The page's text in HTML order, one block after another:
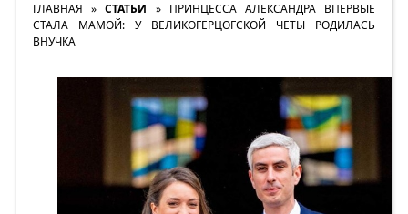
ГЛАВНАЯ »СТАТЬИ » ПРИНЦЕССА АЛЕКСАНДРА ВПЕРВЫЕ
СТАЛА МАМОЙ: У ВЕЛИКОГЕРЦОГСКОЙ ЧЕТЫ РОДИЛАСЬ
ВНУЧКА